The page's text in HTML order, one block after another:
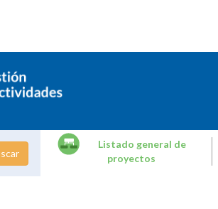
Listado general de
proyectos